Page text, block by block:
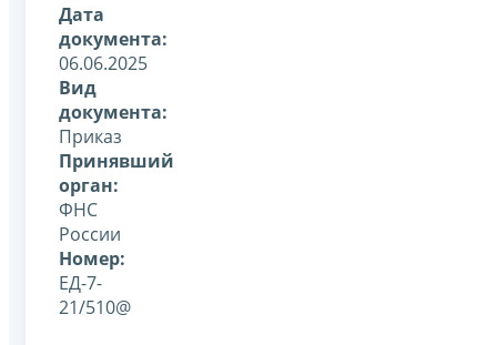
Дата
документа:
06.06.2025
Вид
документа:
Приказ
Принявший
орган:
ФНС
России
Номер:
ЕД-7-
21/510@